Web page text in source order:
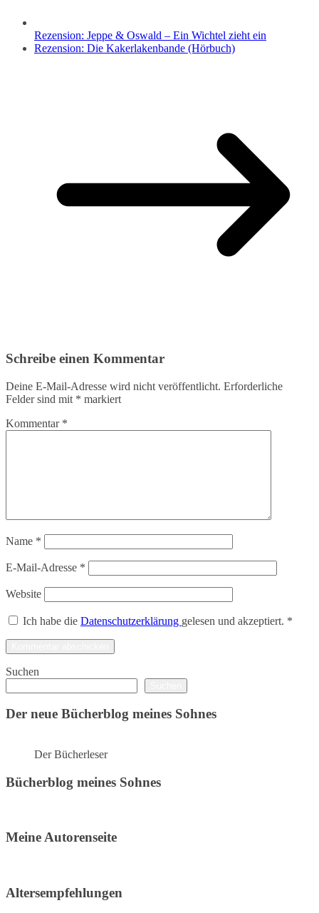
Rezension: Jeppe & Oswald – Ein Wichtel zieht ein
Rezension: Die Kakerlakenbande (Hörbuch)
Schreibe einen Kommentar
Deine E-Mail-Adresse wird nicht veröffentlicht. Erforderliche
Felder sind mit * markiert
Kommentar *
Name *
E-Mail-Adresse *
Website
Ich habe die Datenschutzerklärung gelesen und akzeptiert. *
Suchen
Der neue Bücherblog meines Sohnes
Der Bücherleser
Bücherblog meines Sohnes
Meine Autorenseite
Altersempfehlungen